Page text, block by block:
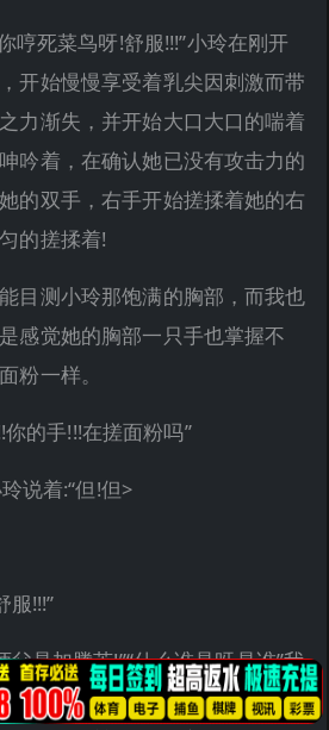
哼死菜鸟呀!舒服!!!”小玲在刚开
开始慢慢享受着乳尖因刺激而带
力渐失，并开始大口大口的喘着
吟着，在确认她已没有攻击力的
的双手，右手开始搓揉着她的右
的搓揉着!
目测小玲那饱满的胸部，而我也
感觉她的胸部一只手也掌握不
粉一样。
的手!!!在搓面粉吗”
说着:“但!但>
服!!!”
父是加腾英!”“什么谁是呀是谁”我
专心于我的攻击，在我手口并用